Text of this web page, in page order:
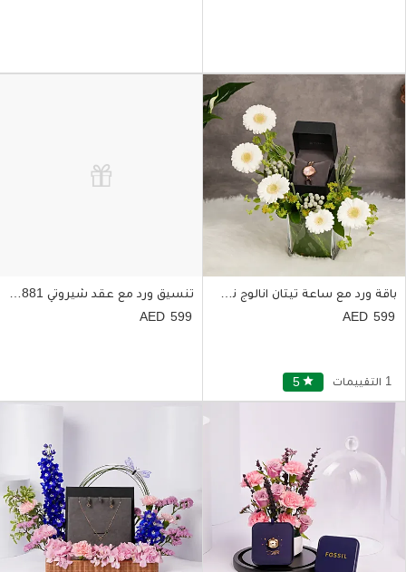
باقة ورد مع ساعة تيتان انالوج نسائية
599
5 star 1 التقييمات
تنسيق ورد مع عقد شيروتي 1881 للنساء
599